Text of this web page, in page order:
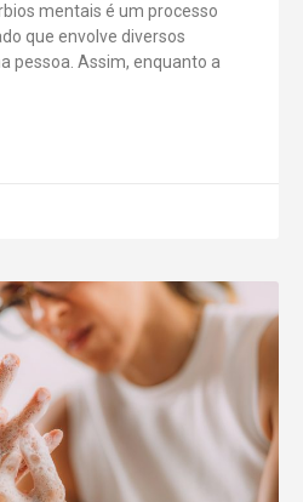
mentais é um processo
que envolve diversos
pessoa. Assim, enquanto a